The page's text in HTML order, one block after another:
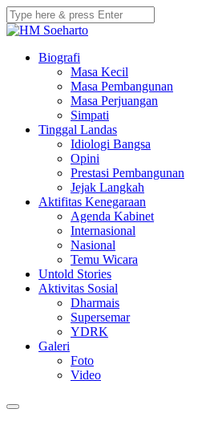
Biografi
Masa Kecil
Masa Pembangunan
Masa Perjuangan
Simpati
Tinggal Landas
Idiologi Bangsa
Opini
Prestasi Pembangunan
Jejak Langkah
Aktifitas Kenegaraan
Agenda Kabinet
Internasional
Nasional
Temu Wicara
Untold Stories
Aktivitas Sosial
Dharmais
Supersemar
YDRK
Galeri
Foto
Video